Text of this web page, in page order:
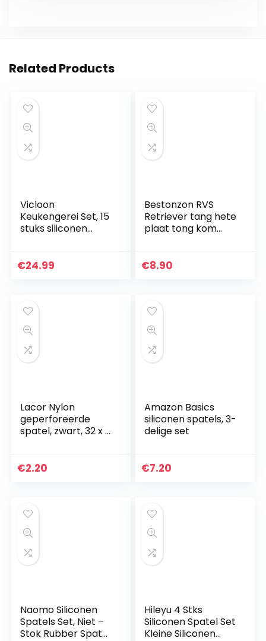
Related Products
Vicloon
Keukengerei Set, 15
stuks siliconen
inclusief borstel,
€24.99
Bestonzon RVS
Retriever tang hete
plaat tong kom
gerechten en
€8.90
Lacor Nylon
geperforeerde
spatel, zwart, 32 x 9
€2.20
Amazon Basics
siliconen spatels, 3-
delige set
€7.20
Naomo Siliconen
Spatels Set, Niet –
Stok Rubber Spatel
Hileyu 4 Stks
Siliconen Spatel Set
Kleine Siliconen